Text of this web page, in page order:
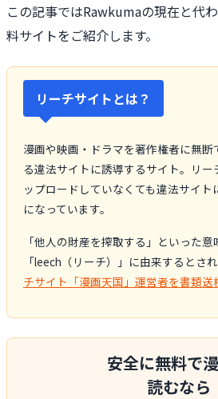
この記事ではRawkumaの現在と代
料サイトをご紹介します。
リーチサイトとは？
漫画や映画・ドラマを著作権者に無
る違法サイトに誘導するサイト。リ
ップロードしていなくても違法サイト
になっています。
「他人の財産を搾取する」といった
「leech（リーチ）」に由来するとさ
チサイト「漫画天国」運営者を書類送
安全に無料で
読むなら